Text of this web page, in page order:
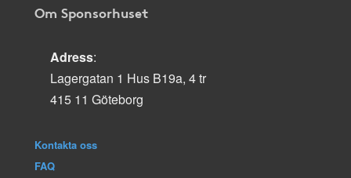
Om Sponsorhuset
Adress:
Lagergatan 1 Hus B19a, 4 tr
415 11 Göteborg
Kontakta oss
FAQ